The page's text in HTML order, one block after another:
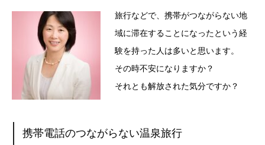
旅行などで、携帯がつながらない地
域に滞在することになったという経
験を持った人は多いと思います。
その時不安になりますか？
それとも解放された気分ですか？
携帯電話のつながらない温泉旅行